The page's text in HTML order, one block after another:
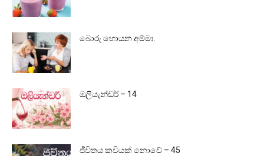
බොරු හොයන අම්මා.
ඔලියැන්ඩර් – 14
ජීවිතය කවියක් නොවේ – 45